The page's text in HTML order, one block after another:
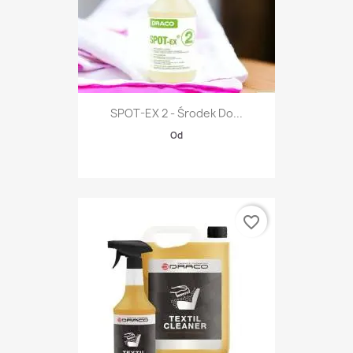
SPOT-EX 2 - Środek Do...
Od
favorite_border